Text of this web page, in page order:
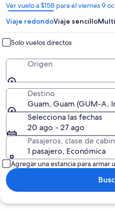
Ver vuelo a $158 para el viernes 9
Se
abrirá
en
una
nueva
ventana
Viaje redondoViaje sencillo
Solo vuelos directos
Origen
Destino
Guam, Guam (GUM-A.
Selecciona las fechas
20 ago - 27 ago
Pasajeros, clase de
1 pasajero, Económica
Agregar una estancia para armar